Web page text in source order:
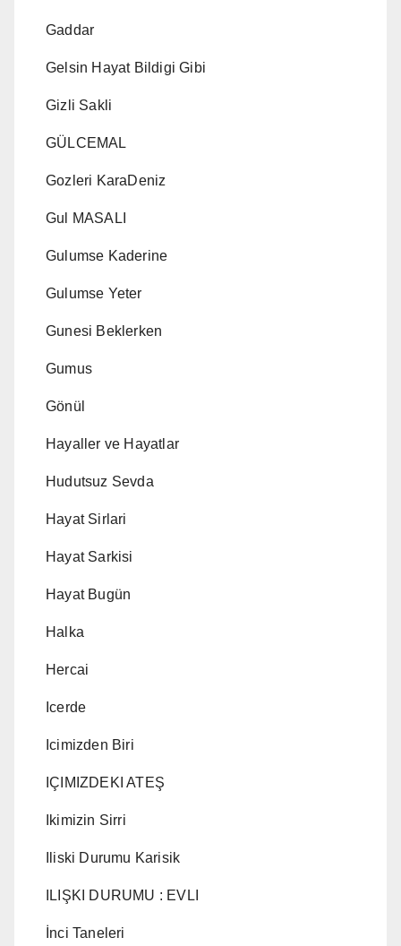
Gaddar
Gelsin Hayat Bildigi Gibi
Gizli Sakli
GÜLCEMAL
Gozleri KaraDeniz
Gul MASALI
Gulumse Kaderine
Gulumse Yeter
Gunesi Beklerken
Gumus
Gönül
Hayaller ve Hayatlar
Hudutsuz Sevda
Hayat Sirlari
Hayat Sarkisi
Hayat Bugün
Halka
Hercai
Icerde
Icimizden Biri
IÇIMIZDEKI ATEŞ
Ikimizin Sirri
Iliski Durumu Karisik
ILIŞKI DURUMU : EVLI
İnci Taneleri